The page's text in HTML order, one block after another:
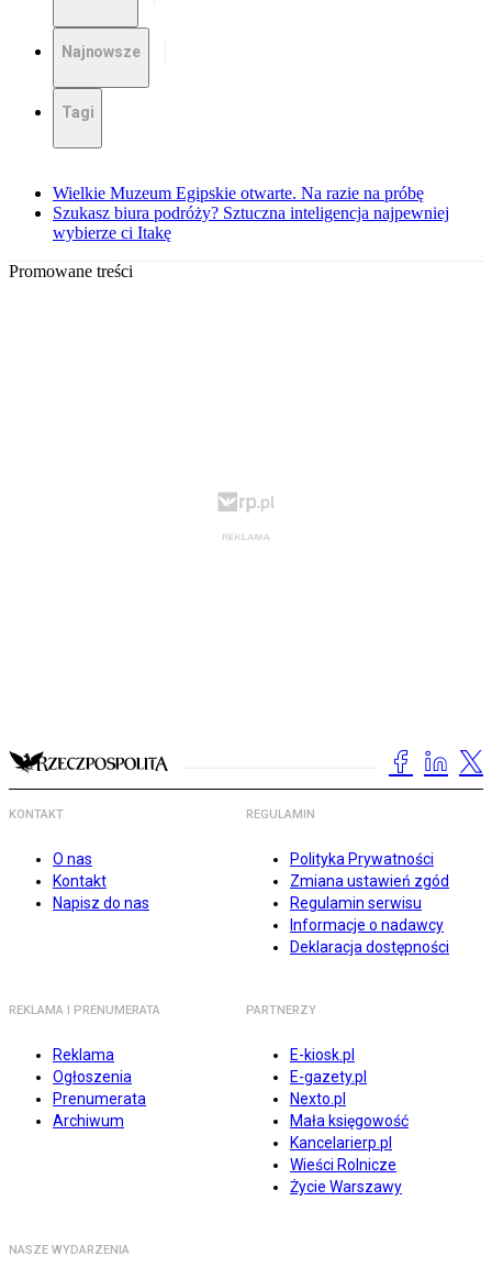
Najnowsze
Tagi
Wielkie Muzeum Egipskie otwarte. Na razie na próbę
Szukasz biura podróży? Sztuczna inteligencja najpewniej
wybierze ci Itakę
Promowane treści
KONTAKT
O nas
Kontakt
Napisz do nas
REGULAMIN
Polityka Prywatności
Zmiana ustawień zgód
Regulamin serwisu
Informacje o nadawcy
Deklaracja dostępności
REKLAMA I PRENUMERATA
Reklama
Ogłoszenia
Prenumerata
Archiwum
PARTNERZY
E-kiosk.pl
E-gazety.pl
Nexto.pl
Mała księgowość
Kancelarierp.pl
Wieści Rolnicze
Życie Warszawy
NASZE WYDARZENIA